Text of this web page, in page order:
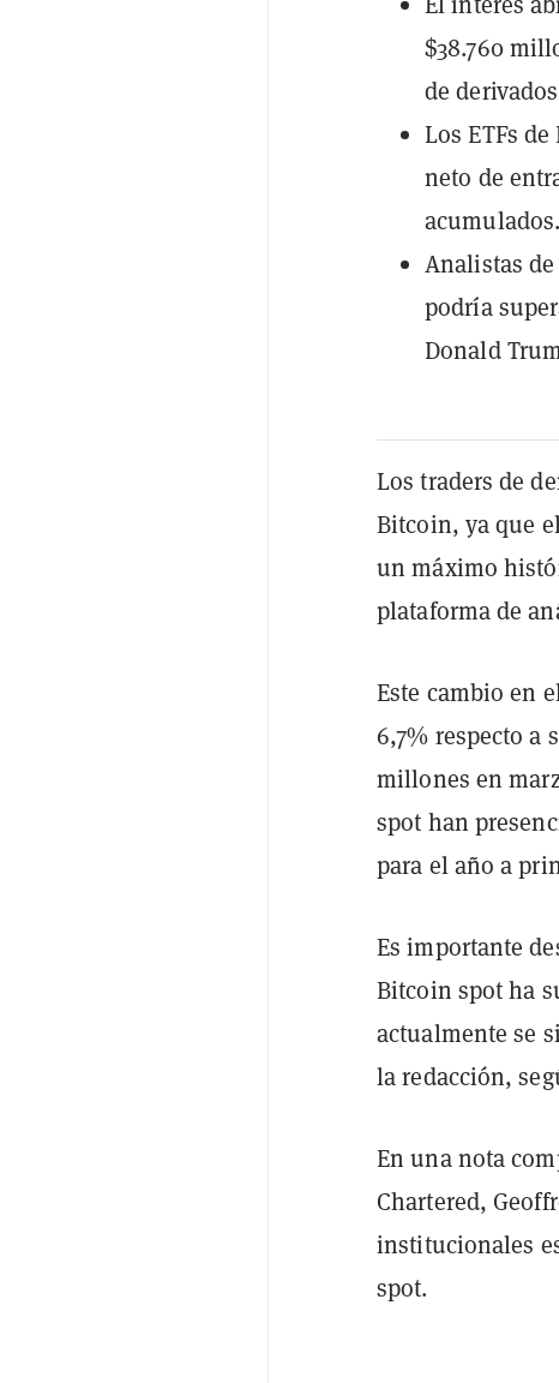
$38.760
de
Los ETFs
neto de
acumulados.
Analistas
podría
Donald
Los traders de
Bitcoin, ya que
un máximo
plataforma de
Este cambio en
6,7% respecto a
millones en
spot han
para el año a
Es importante
Bitcoin spot ha
actualmente se
la redacción,
En una nota
Chartered,
institucionales
spot.